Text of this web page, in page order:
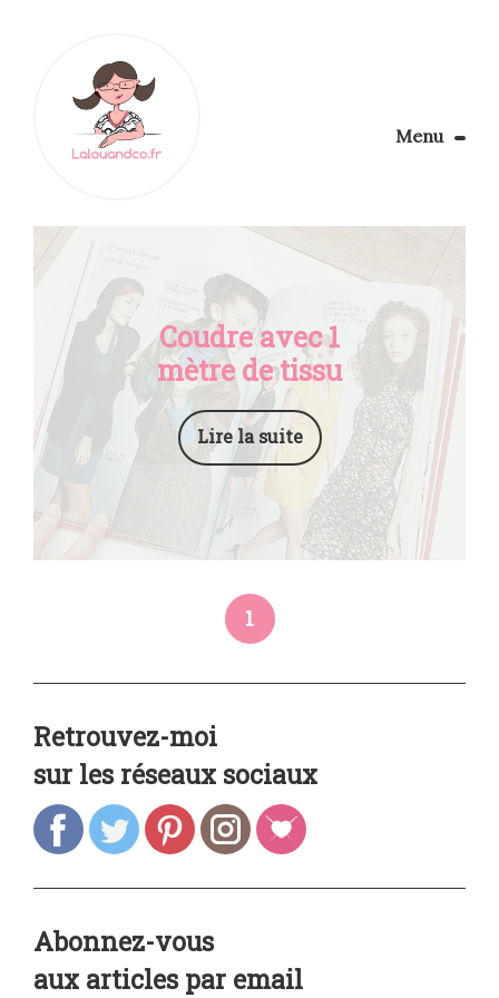
Menu
Apprendre la couture
Aménager son coin couture
Personnalisez vos tissus
Rechercher
Coudre avec 1
mètre de tissu
Lire la suite
1
Retrouvez-moi
sur les réseaux sociaux
Abonnez-vous
aux articles par email